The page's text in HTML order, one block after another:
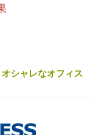
シャレなオフィス